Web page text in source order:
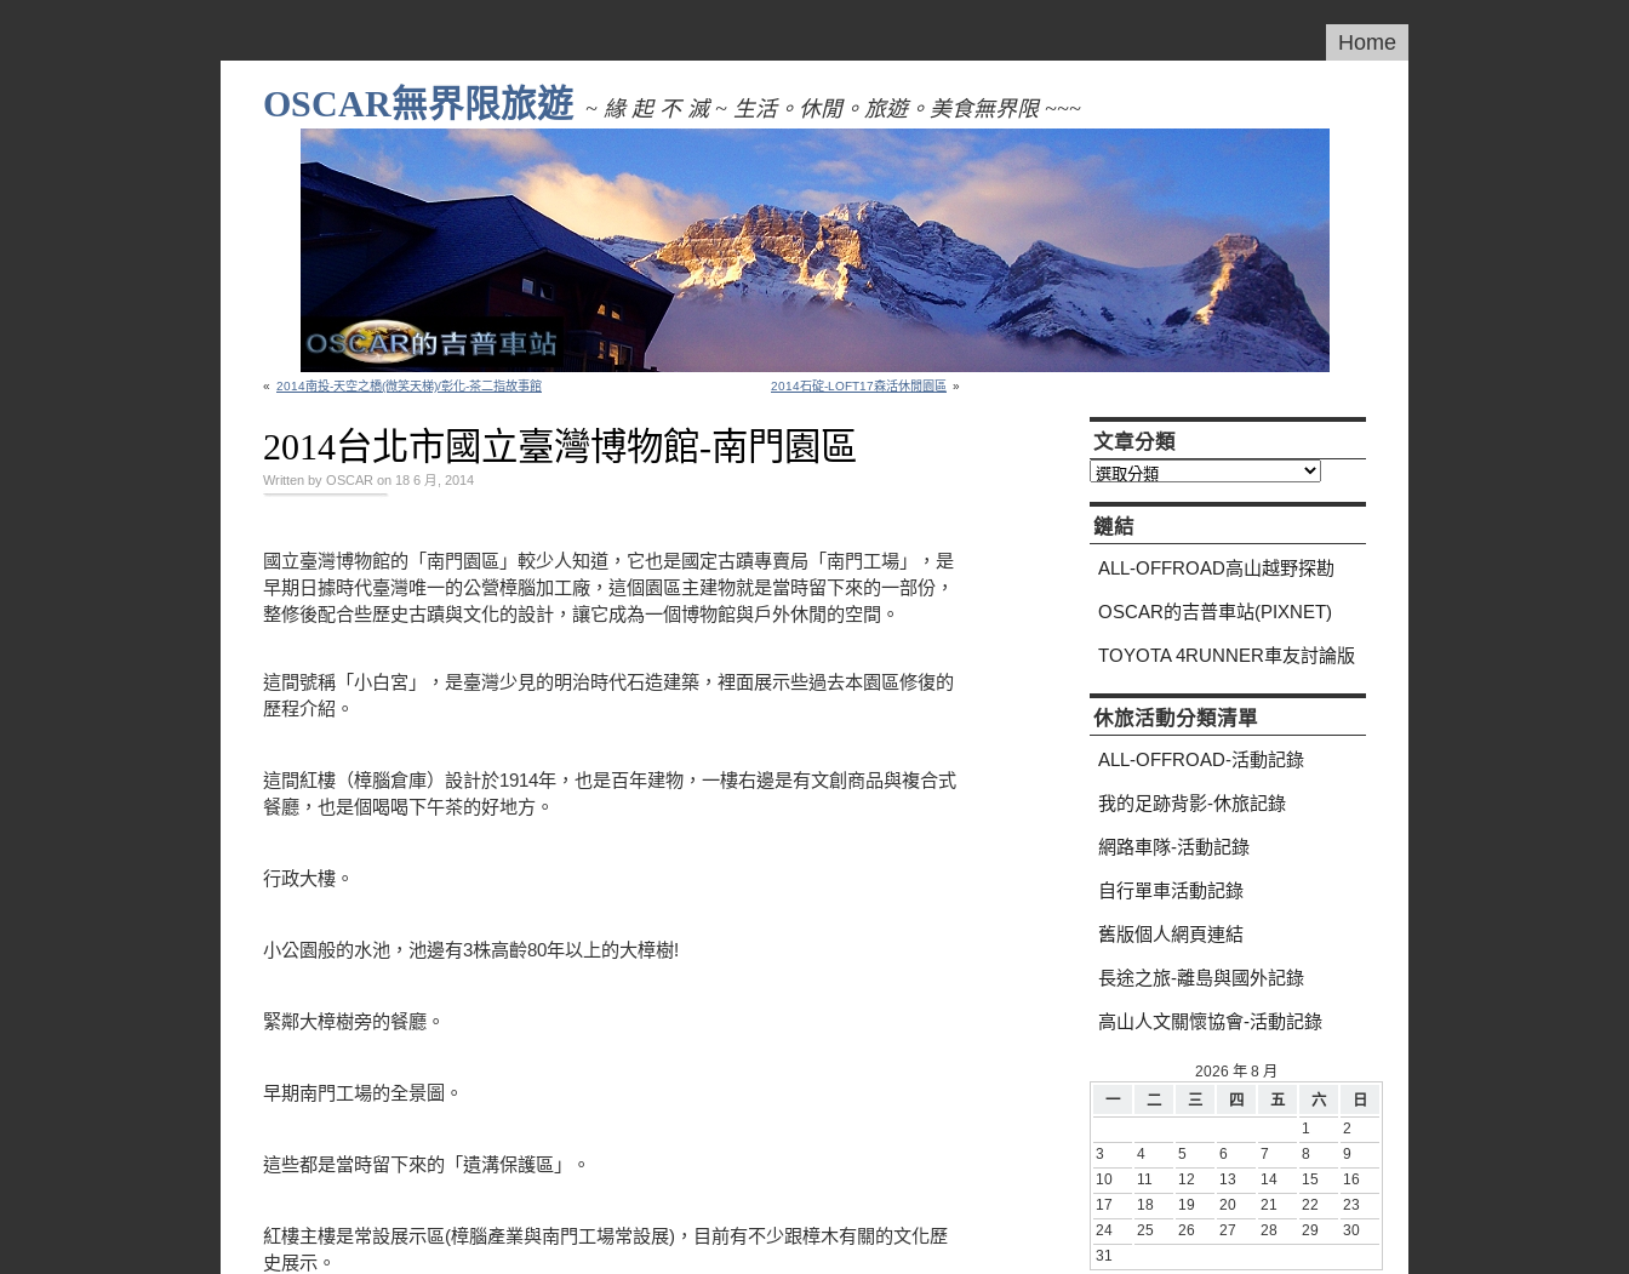
Home
OSCAR無界限旅遊 ~ 緣 起 不 滅 ~ 生活。休閒。旅遊。美食無界限 ~~~
« 2014南投-天空之橋(微笑天梯)/彰化-茶二指故事館 2014石碇-LOFT17森活休閒園區 »
2014台北市國立臺灣博物館-南門園區
Written by OSCAR on 18 6 月, 2014
國立臺灣博物館的「南門園區」較少人知道，它也是國定古蹟專賣局「南門工場」，是
早期日據時代臺灣唯一的公營樟腦加工廠，這個園區主建物就是當時留下來的一部份，
整修後配合些歷史古蹟與文化的設計，讓它成為一個博物館與戶外休閒的空間。
這間號稱「小白宮」，是臺灣少見的明治時代石造建築，裡面展示些過去本園區修復的
歷程介紹。
這間紅樓（樟腦倉庫）設計於1914年，也是百年建物，一樓右邊是有文創商品與複合式
餐廳，也是個喝喝下午茶的好地方。
行政大樓。
小公園般的水池，池邊有3株高齡80年以上的大樟樹!
緊鄰大樟樹旁的餐廳。
早期南門工場的全景圖。
這些都是當時留下來的「遺溝保護區」。
紅樓主樓是常設展示區(樟腦產業與南門工場常設展)，目前有不少跟樟木有關的文化歷
史展示。
文章分類
文
分
類
鏈結
ALL-OFFROAD高山越野探勘
OSCAR的吉普車站(PIXNET)
TOYOTA 4RUNNER車友討論版
休旅活動分類清單
ALL-OFFROAD-活動記錄
我的足跡背影-休旅記錄
網路車隊-活動記錄
自行單車活動記錄
舊版個人網頁連結
長途之旅-離島與國外記錄
高山人文關懷協會-活動記錄
2026 年 8 月
一
二 三 四 五 六
日
1
2
3
4 5 6 7 8
9
10
11 12 13 14 15
16
17
18 19 20 21 22
23
24
25 26 27 28 29
30
31